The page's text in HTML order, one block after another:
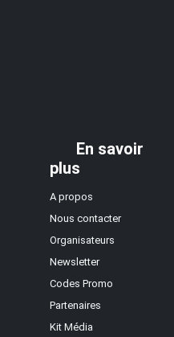
En savoir
plus
A propos
Nous contacter
Organisateurs
Newsletter
Codes Promo
Partenaires
Kit Média